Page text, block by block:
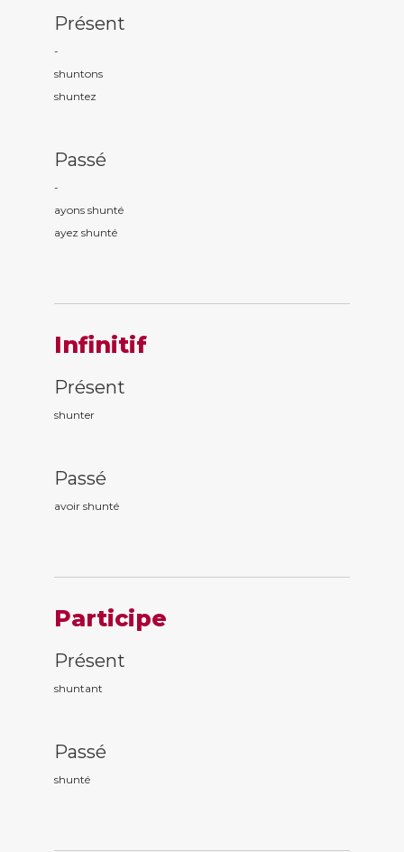
Présent
-
shuntons
shuntez
Passé
-
ayons shunté
ayez shunté
Infinitif
Présent
shunter
Passé
avoir shunté
Participe
Présent
shuntant
Passé
shunté